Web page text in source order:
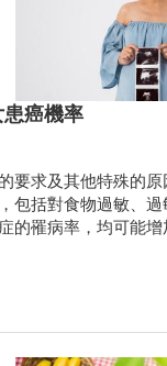
癌機率
要求及其他特殊的
包括對食物過敏、
的罹病率，均可能增